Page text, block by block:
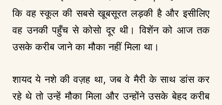
कि वह स्कूल की सबसे खूबसूरत लड़की है और इसीलिए
वह उनकी पहुँच से कोसो दूर थी। विशेंन को आज तक
उसके करीब जाने का मौका नहीं मिला था।
शायद ये नशे की वज़ह था, जब वे मैरी के साथ डांस कर
रहे थे तो उन्हें मौका मिला और उन्होंने उसके बेहद करीब